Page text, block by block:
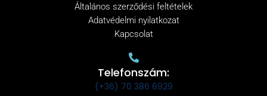
Általános szerződési feltételek
Adatvédelmi nyilatkozat
Kapcsolat
Telefonszám:
(+36) 70 386 6929